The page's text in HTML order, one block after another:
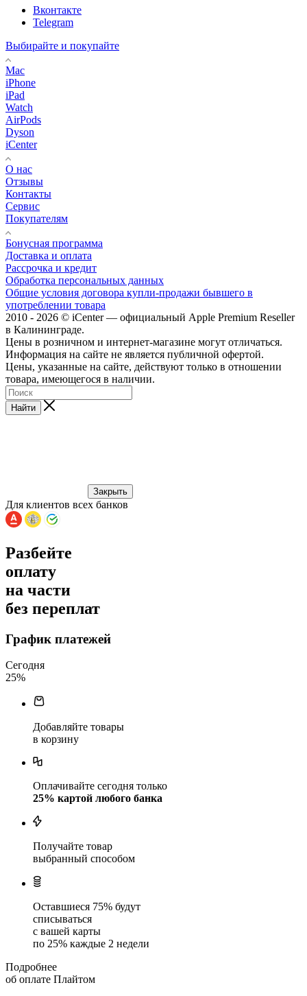
Вконтакте
Telegram
Выбирайте и покупайте
Mac
iPhone
iPad
Watch
AirPods
Dyson
iCenter
О нас
Отзывы
Контакты
Сервис
Покупателям
Бонусная программа
Доставка и оплата
Рассрочка и кредит
Обработка персональных данных
Общие условия договора купли-продажи бывшего в
употреблении товара
2010 - 2026 © iCenter — официальный Apple Premium Reseller
в Калининграде.
Цены в розничном и интернет-магазине могут отличаться.
Информация на сайте не является публичной офертой.
Цены, указанные на сайте, действуют только в отношении
товара, имеющегося в наличии.
Найти
Закрыть
Для клиентов всех банков
Разбейте
оплату
на части
без переплат
График платежей
Сегодня
25%
Добавляйте товары
в корзину
Оплачивайте сегодня только
25% картой любого банка
Получайте товар
выбранный способом
Оставшиеся 75% будут
списываться
с вашей карты
по 25% каждые 2 недели
Подробнее
об оплате Плайтом